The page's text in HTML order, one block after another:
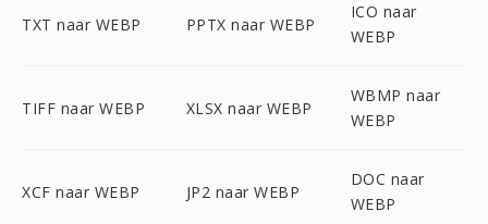
TXT naar WEBP PPTX naar WEBP
ICO naar
WEBP
TIFF naar WEBP XLSX naar WEBP
WBMP naar
WEBP
XCF naar WEBP JP2 naar WEBP
DOC naar
WEBP